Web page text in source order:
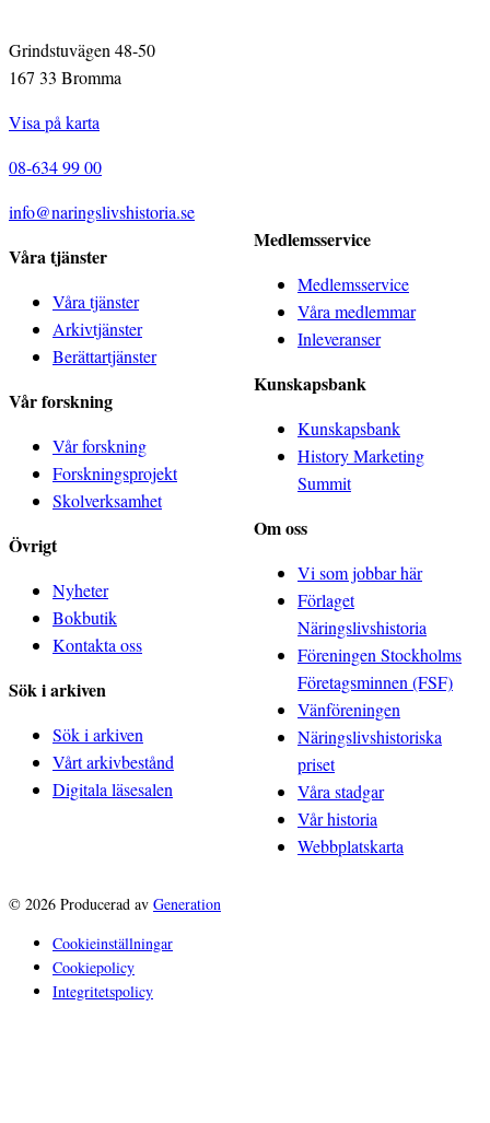
Grindstuvägen 48-50
167 33 Bromma
Visa på karta
08-634 99 00
info@naringslivshistoria.se
Våra tjänster
Våra tjänster
Arkivtjänster
Berättartjänster
Vår forskning
Vår forskning
Forskningsprojekt
Skolverksamhet
Övrigt
Nyheter
Bokbutik
Kontakta oss
Sök i arkiven
Sök i arkiven
Vårt arkivbestånd
Digitala läsesalen
Medlemsservice
Medlemsservice
Våra medlemmar
Inleveranser
Kunskapsbank
Kunskapsbank
History Marketing
Summit
Om oss
Vi som jobbar här
Förlaget
Näringslivshistoria
Föreningen Stockholms
Företagsminnen (FSF)
Vänföreningen
Näringslivshistoriska
priset
Våra stadgar
Vår historia
Webbplatskarta
© 2026 Producerad av Generation
Cookieinställningar
Cookiepolicy
Integritetspolicy